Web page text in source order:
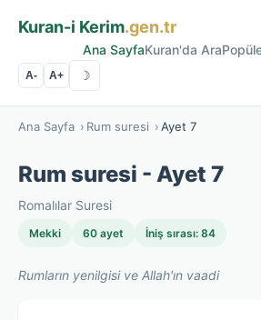
Kuran-i Kerim.gen.tr
Ana SayfaKuran'da Ara
A- A+ ☽
Ana Sayfa › Rum suresi ›Ayet 7
Rum suresi - Ayet 7
Romalılar Suresi
Mekki 60 ayet İniş sırası: 84
Rumların yenilgisi ve Allah'ın vaadi